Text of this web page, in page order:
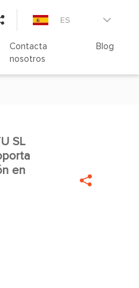
ES 
Contacta
nosotros
Blog

SL
en
